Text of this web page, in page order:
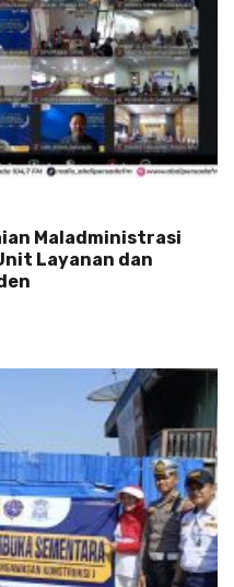
Maladministrasi
Layanan dan